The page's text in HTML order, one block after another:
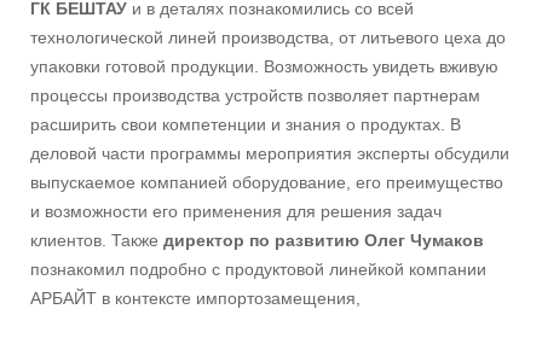
ГК БЕШТАУ и в деталях познакомились со всей
технологической линей производства, от литьевого цеха до
упаковки готовой продукции. Возможность увидеть вживую
процессы производства устройств позволяет партнерам
расширить свои компетенции и знания о продуктах. В
деловой части программы мероприятия эксперты обсудили
выпускаемое компанией оборудование, его преимущество
и возможности его применения для решения задач
клиентов. Также директор по развитию Олег Чумаков
познакомил подробно с продуктовой линейкой компании
АРБАЙТ в контексте импортозамещения,